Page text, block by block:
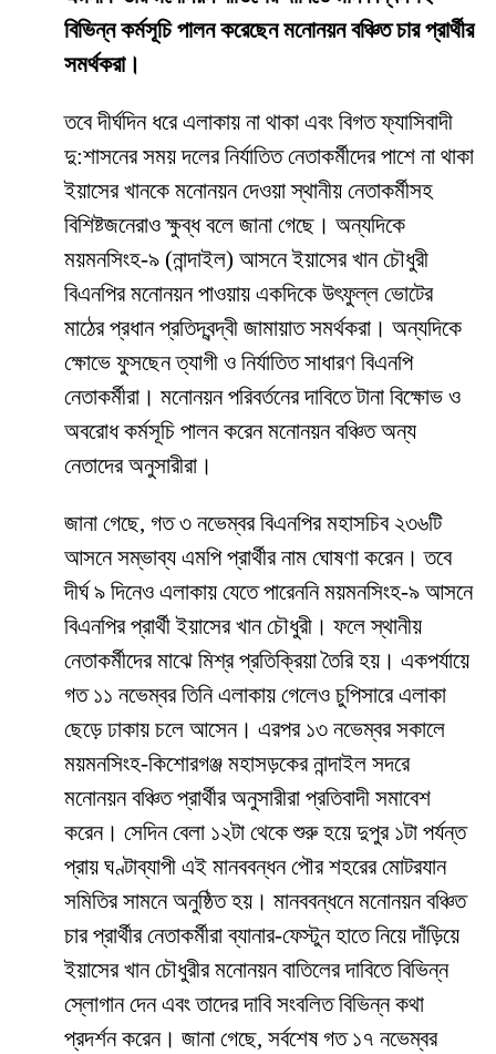
বিভিন্ন কর্মসূচি পালন করেছেন মনোনয়ন বঞ্চিত চার প্রার্থীর
সমর্থকরা।
তবে দীর্ঘদিন ধরে এলাকায় না থাকা এবং বিগত ফ্যাসিবাদী
দু:শাসনের সময় দলের নির্যাতিত নেতাকর্মীদের পাশে না থাকা
ইয়াসের খানকে মনোনয়ন দেওয়া স্থানীয় নেতাকর্মীসহ
বিশিষ্টজনেরাও ক্ষুব্ধ বলে জানা গেছে। অন্যদিকে
ময়মনসিংহ-৯ (নান্দাইল) আসনে ইয়াসের খান চৌধুরী
বিএনপির মনোনয়ন পাওয়ায় একদিকে উৎফুল্ল ভোটের
মাঠের প্রধান প্রতিদ্বন্দ্বী জামায়াত সমর্থকরা। অন্যদিকে
ক্ষোভে ফুসছেন ত্যাগী ও নির্যাতিত সাধারণ বিএনপি
নেতাকর্মীরা। মনোনয়ন পরিবর্তনের দাবিতে টানা বিক্ষোভ ও
অবরোধ কর্মসূচি পালন করেন মনোনয়ন বঞ্চিত অন্য
নেতাদের অনুসারীরা।
জানা গেছে, গত ৩ নভেম্বর বিএনপির মহাসচিব ২৩৬টি
আসনে সম্ভাব্য এমপি প্রার্থীর নাম ঘোষণা করেন। তবে
দীর্ঘ ৯ দিনেও এলাকায় যেতে পারেননি ময়মনসিংহ-৯ আসনে
বিএনপির প্রার্থী ইয়াসের খান চৌধুরী। ফলে স্থানীয়
নেতাকর্মীদের মাঝে মিশ্র প্রতিক্রিয়া তৈরি হয়। একপর্যায়ে
গত ১১ নভেম্বর তিনি এলাকায় গেলেও চুপিসারে এলাকা
ছেড়ে ঢাকায় চলে আসেন। এরপর ১৩ নভেম্বর সকালে
ময়মনসিংহ-কিশোরগঞ্জ মহাসড়কের নান্দাইল সদরে
মনোনয়ন বঞ্চিত প্রার্থীর অনুসারীরা প্রতিবাদী সমাবেশ
করেন। সেদিন বেলা ১২টা থেকে শুরু হয়ে দুপুর ১টা পর্যন্ত
প্রায় ঘণ্টাব্যাপী এই মানববন্ধন পৌর শহরের মোটরযান
সমিতির সামনে অনুষ্ঠিত হয়। মানববন্ধনে মনোনয়ন বঞ্চিত
চার প্রার্থীর নেতাকর্মীরা ব্যানার-ফেস্টুন হাতে নিয়ে দাঁড়িয়ে
ইয়াসের খান চৌধুরীর মনোনয়ন বাতিলের দাবিতে বিভিন্ন
স্লোগান দেন এবং তাদের দাবি সংবলিত বিভিন্ন কথা
প্রদর্শন করেন। জানা গেছে, সর্বশেষ গত ১৭ নভেম্বর